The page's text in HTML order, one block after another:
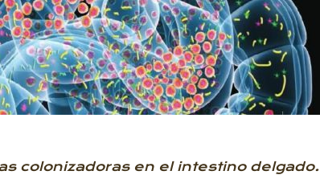
colonizadoras en el intestino delgado.